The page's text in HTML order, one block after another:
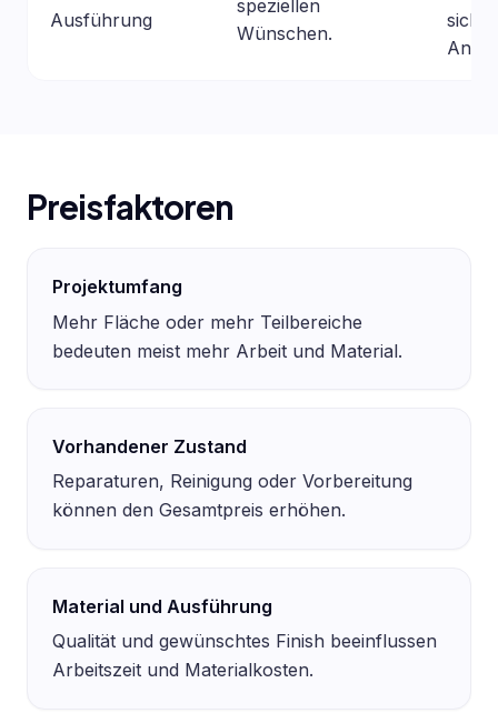
Ausführung
speziellen
Wünschen.
sich
Preisfaktoren
Projektumfang
Mehr Fläche oder mehr Teilbereiche
bedeuten meist mehr Arbeit und Material.
Vorhandener Zustand
Reparaturen, Reinigung oder Vorbereitung
können den Gesamtpreis erhöhen.
Material und Ausführung
Qualität und gewünschtes Finish beeinflussen
Arbeitszeit und Materialkosten.